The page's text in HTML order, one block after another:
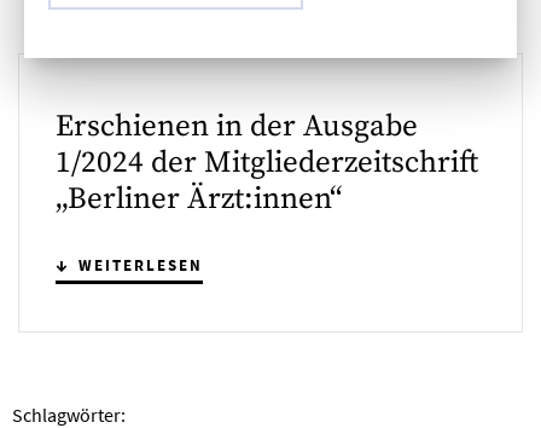
Erschienen in der Ausgabe
1/2024 der Mitgliederzeitschrift
„Berliner Ärzt:innen“
WEITERLESEN
Schlagwörter: